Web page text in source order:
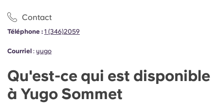
Contact
Téléphone : 1 (346)2059
Courriel : yugo
Qu'est-ce qui est disponible
à Yugo Sommet